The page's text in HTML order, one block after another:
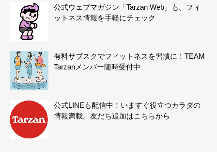
公式ウェブマガジン「Tarzan Web」も。フィ
ットネス情報を手軽にチェック
有料サブスクでフィットネスを習慣に！TEAM
Tarzanメンバー随時受付中
公式LINEも配信中！いますぐ役立つカラダの
情報満載。友だち追加はこちらから